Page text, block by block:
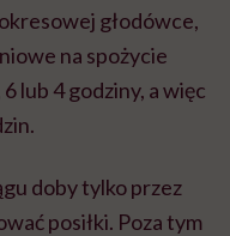
głodówce,
na spożycie
lub 4 godziny, a więc
doby tylko przez
posiłki. Poza tym